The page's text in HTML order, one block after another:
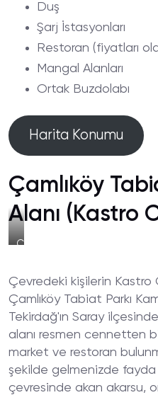
Duş
Şarj İstasyonları
Restoran (fiyatları
Mangal Alanları
Ortak Buzdolabı
Harita Konumu
Çamlıköy
Alanı (Kastro
Çamlıköy
Kamp
Doğası
Çevredeki kişilerin Kastro
Çamlıköy Tabiat Parkı
Tekirdağ'ın Saray
alanı resmen cennetten
market ve restoran
şekilde gelmenizde fayda
çevresinde akan akarsu,